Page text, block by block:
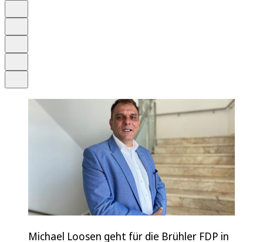
Michael Loosen geht für die Brühler FDP in